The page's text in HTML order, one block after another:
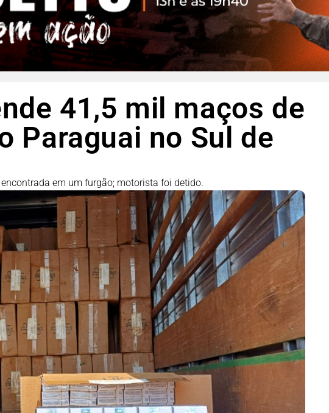
41,5 mil maços de
Paraguai no Sul de
em um furgão; motorista foi detido.